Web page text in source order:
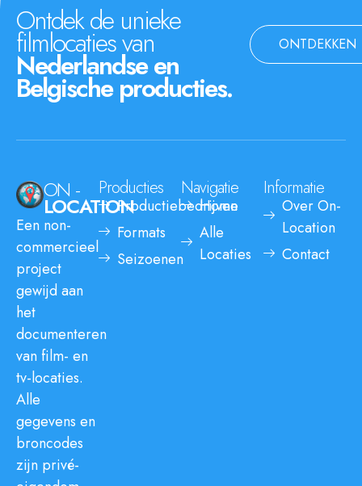
Ontdek de unieke
filmlocaties van
Nederlandse en
Belgische producties.
ONTDEKKEN
ON -
LOCATION
Een non-
commercieel
project
gewijd aan
het
documenteren
van film- en
tv-locaties.
Alle
gegevens en
broncodes
zijn privé-
Producties
Productiebedrijven
Formats
Seizoenen
Navigatie
Home
Alle
Locaties
Informatie
Over On-
Location
Contact